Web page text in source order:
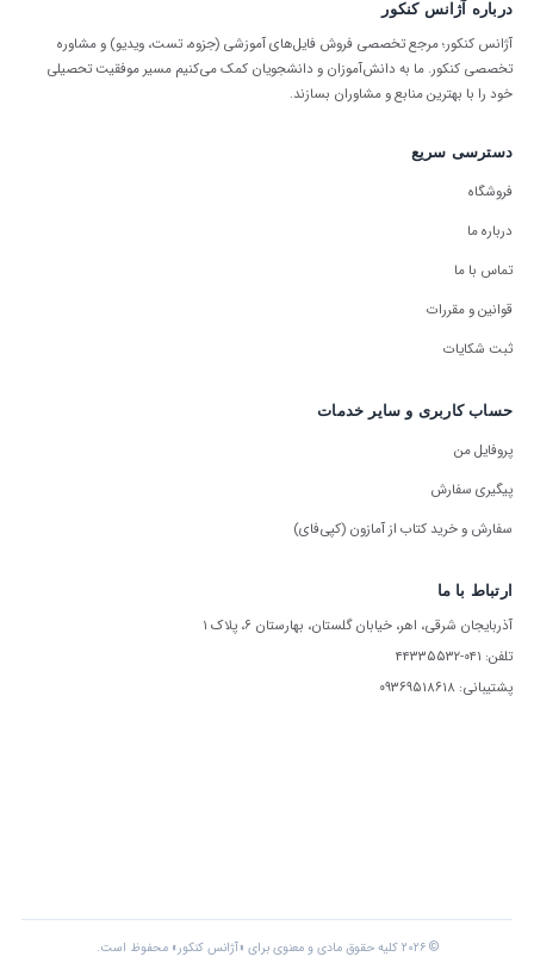
درباره آژانس کنکور
آژانس کنکور؛ مرجع تخصصی فروش فایل‌های آموزشی (جزوه، تست، ویدیو) و مشاوره
تخصصی کنکور. ما به دانش‌آموزان و دانشجویان کمک می‌کنیم مسیر موفقیت تحصیلی
خود را با بهترین منابع و مشاوران بسازند.
دسترسی سریع
فروشگاه
درباره ما
تماس با ما
قوانین و مقررات
ثبت شکایات
حساب کاربری و سایر خدمات
پروفایل من
پیگیری سفارش
سفارش و خرید کتاب از آمازون (کپی‌فای)
ارتباط با ما
آذربایجان شرقی، اهر، خیابان گلستان، بهارستان ۶، پلاک ۱
تلفن: ۰۴۱-۴۴۳۳۵۵۳۲
پشتیبانی: ۰۹۳۶۹۵۱۸۶۱۸
© ۲۰۲۶ کلیه حقوق مادی و معنوی برای «آژانس کنکور» محفوظ است.